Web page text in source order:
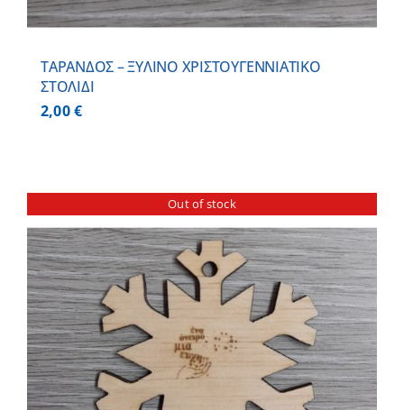
ΤΑΡΑΝΔΟΣ – ΞΥΛΙΝO ΧΡΙΣΤΟΥΓΕΝΝΙΑΤΙΚO
ΣΤΟΛΙΔΙ
2,00€
Out of stock